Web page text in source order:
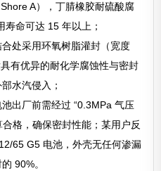
A），丁腈橡胶耐硫酸腐
命可达 15 年以上；
合处采用环氧树脂灌封（宽度
有优异的耐化学腐蚀性与密封
水汽侵入；
池出厂前需经过 “0.3MPa 气压
格，确保密封性能；某用户反
65 G5 电池，外壳无任何渗漏
90%。